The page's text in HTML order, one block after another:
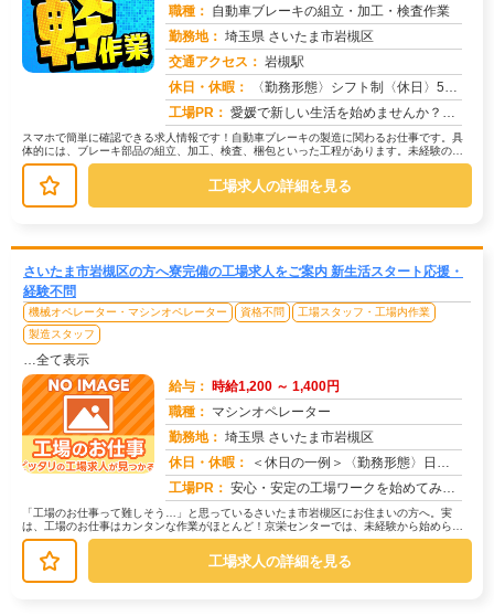
職種： 自動車ブレーキの組立・加工・検査作業
勤務地： 埼玉県 さいたま市岩槻区
交通アクセス： 岩槻駅
休日・休暇：
〈勤務形態〉シフト制〈休日〉5勤2休★ＧＷ★夏季休暇★冬季休暇★年末年始
工場PR： 愛媛で新しい生活を始めませんか？→すぐに住める寮をご用意！面倒な手続きは一切不要です。ワンルーム寮は家具・家電完備...
スマホで簡単に確認できる求人情報です！自動車ブレーキの製造に関わるお仕事です。具
体的には、ブレーキ部品の組立、加工、検査、梱包といった工程があります。未経験の方
でも安心して始められるよう、研修が...
工場求人の詳細を見る
さいたま市岩槻区の方へ寮完備の工場求人をご案内 新生活スタート応援・
経験不問
機械オペレーター・マシンオペレーター 資格不問
工場スタッフ・工場内作業
製造スタッフ
…全て表示
給与： 時給1,200 ～ 1,400円
職種： マシンオペレーター
勤務地： 埼玉県 さいたま市岩槻区
休日・休暇：
＜休日の一例＞〈勤務形態〉日勤〈休日〉土日★ＧＷ・夏季・冬季・年末年始休暇あり★有給休暇あり※配属先により休日・勤...
工場PR： 安心・安定の工場ワークを始めてみませんか？株式会社京栄センターが選ばれる理由はこちら！【理由①】手厚いサポート体制...
「工場のお仕事って難しそう…」と思っているさいたま市岩槻区にお住まいの方へ。実
は、工場のお仕事はカンタンな作業がほとんど！京栄センターでは、未経験から始められ
るお仕事を多数ご紹介しています。たと...
工場求人の詳細を見る